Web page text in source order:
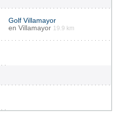
Golf Villamayor
en Villamayor 19.9 km